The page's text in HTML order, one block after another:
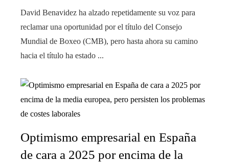
David Benavidez ha alzado repetidamente su voz para
reclamar una oportunidad por el título del Consejo
Mundial de Boxeo (CMB), pero hasta ahora su camino
hacia el título ha estado ...
Optimismo empresarial en España
de cara a 2025 por encima de la